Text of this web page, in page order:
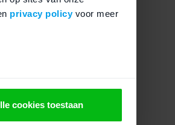
privacy policyvoor meer
cookies toestaan